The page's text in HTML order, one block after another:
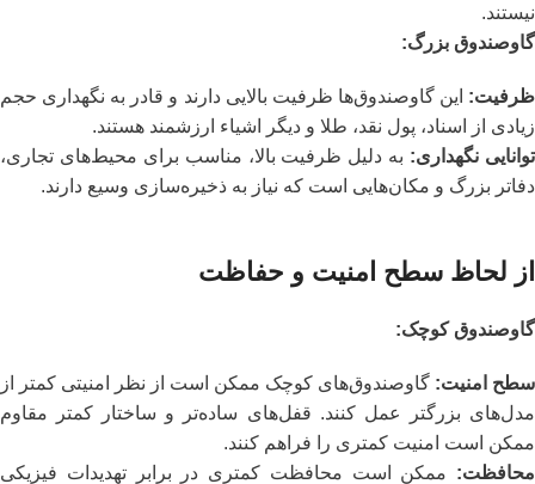
نیستند.
گاوصندوق بزرگ:
ظرفیت: این گاوصندوق‌ها ظرفیت بالایی دارند و قادر به نگهداری حجم
زیادی از اسناد، پول نقد، طلا و دیگر اشیاء ارزشمند هستند.
توانایی نگهداری: به دلیل ظرفیت بالا، مناسب برای محیط‌های تجاری،
دفاتر بزرگ و مکان‌هایی است که نیاز به ذخیره‌سازی وسیع دارند.
از لحاظ سطح امنیت و حفاظت
گاوصندوق کوچک:
سطح امنیت: گاوصندوق‌های کوچک ممکن است از نظر امنیتی کمتر از
مدل‌های بزرگتر عمل کنند. قفل‌های ساده‌تر و ساختار کمتر مقاوم
ممکن است امنیت کمتری را فراهم کنند.
محافظت: ممکن است محافظت کمتری در برابر تهدیدات فیزیکی